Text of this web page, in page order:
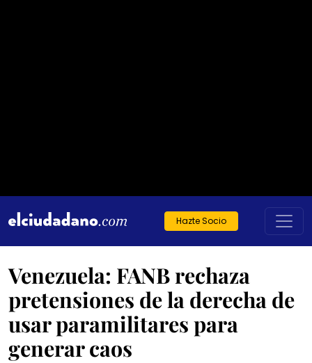
Hazte Socio
Venezuela: FANB rechaza
pretensiones de la derecha de
usar paramilitares para
generar caos